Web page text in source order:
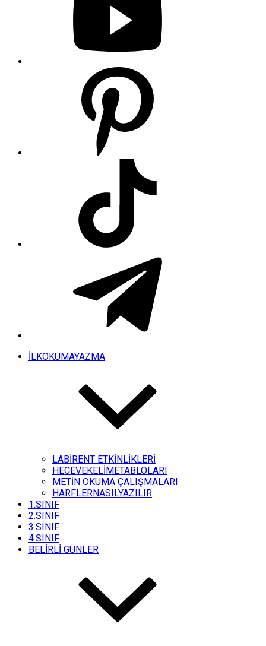
İLKOKUMAYAZMA
LABİRENT ETKİNLİKLERİ
HECEVEKELİMETABLOLARI
METİN OKUMA ÇALIŞMALARI
HARFLERNASILYAZILIR
1.SINIF
2.SINIF
3.SINIF
4.SINIF
BELİRLİ GÜNLER